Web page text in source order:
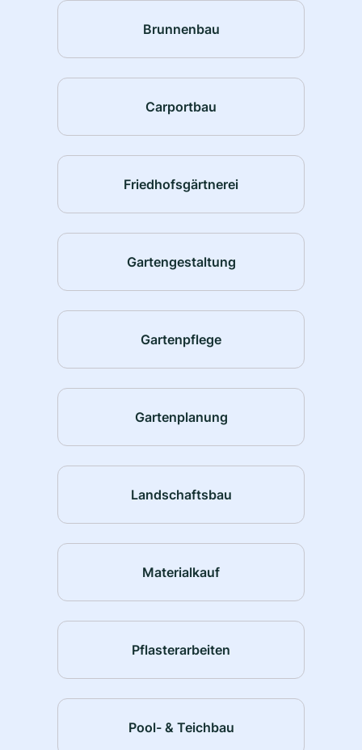
Brunnenbau
Carportbau
Friedhofsgärtnerei
Gartengestaltung
Gartenpflege
Gartenplanung
Landschaftsbau
Materialkauf
Pflasterarbeiten
Pool- & Teichbau